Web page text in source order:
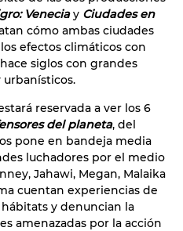
Veneciay Ciudades en
cómo ambas ciudades
efectos climáticos con
siglos con grandes
reservada a ver los 6
del planeta, del
pone en bandeja media
luchadores por el medio
Jahawi, Megan, Malaika
cuentan experiencias de
y denuncian la
amenazadas por la acción